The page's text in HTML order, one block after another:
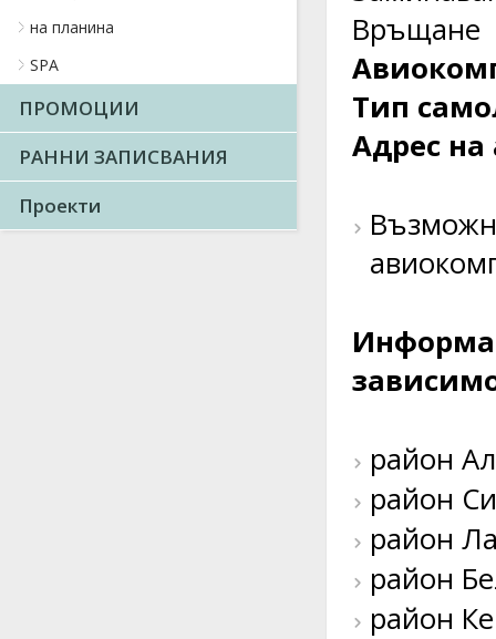
на планина
SPA
ПРОМОЦИИ
РАННИ ЗАПИСВАНИЯ
Проекти
Връщане
Тип
Адрес
район
район
район
район
район